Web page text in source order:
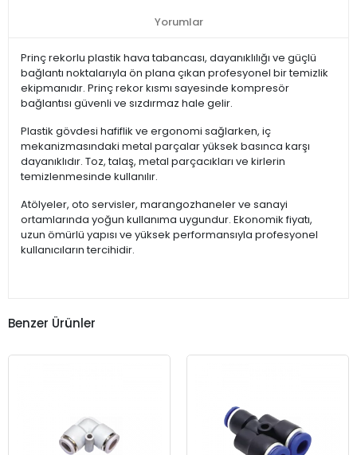
Yorumlar
Prinç rekorlu plastik hava tabancası, dayanıklılığı ve güçlü
bağlantı noktalarıyla ön plana çıkan profesyonel bir temizlik
ekipmanıdır. Prinç rekor kısmı sayesinde kompresör
bağlantısı güvenli ve sızdırmaz hale gelir.
Plastik gövdesi hafiflik ve ergonomi sağlarken, iç
mekanizmasındaki metal parçalar yüksek basınca karşı
dayanıklıdır. Toz, talaş, metal parçacıkları ve kirlerin
temizlenmesinde kullanılır.
Atölyeler, oto servisler, marangozhaneler ve sanayi
ortamlarında yoğun kullanıma uygundur. Ekonomik fiyatı,
uzun ömürlü yapısı ve yüksek performansıyla profesyonel
kullanıcıların tercihidir.
Benzer Ürünler